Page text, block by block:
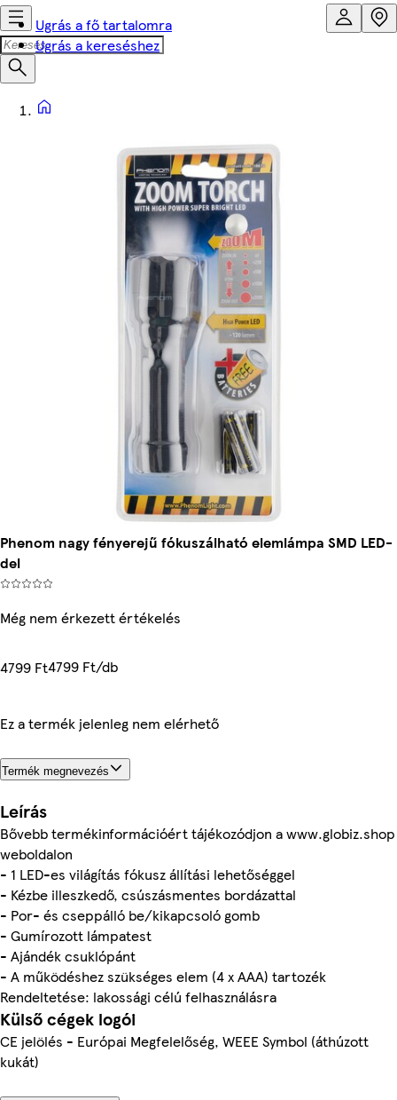
Ugrás a fő tartalomra
Ugrás a kereséshez
Phenom nagy fényerejű fókuszálható elemlámpa SMD LED-
del
Még nem érkezett értékelés
4799 Ft4799 Ft/db
Ez a termék jelenleg nem elérhető
Termék megnevezés
Leírás
Bővebb termékinformációért tájékozódjon a www.globiz.shop
weboldalon
- 1 LED-es világítás fókusz állítási lehetőséggel
- Kézbe illeszkedő, csúszásmentes bordázattal
- Por- és cseppálló be/kikapcsoló gomb
- Gumírozott lámpatest
- Ajándék csuklópánt
- A működéshez szükséges elem (4 x AAA) tartozék
Rendeltetése: lakossági célú felhasználásra
Külső cégek logói
CE jelölés - Európai Megfelelőség, WEEE Symbol (áthúzott
kukát)